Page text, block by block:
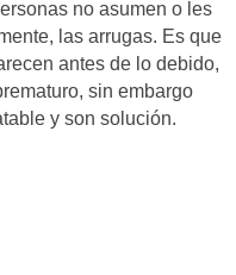
no asumen o les
las arrugas. Es que
antes de lo debido,
sin embargo
y son solución.